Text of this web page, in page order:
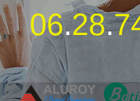
06.28.